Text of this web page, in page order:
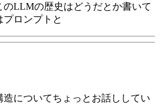
のLLMの歴史はどうだとか書いて
プロンプトと
造についてちょっとお話ししてい